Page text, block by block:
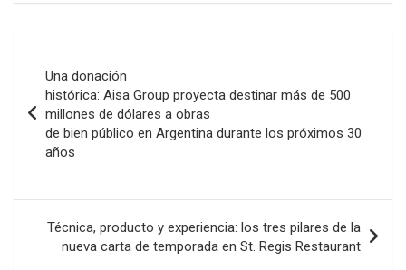
entradas
Una donación
histórica: Aisa Group proyecta destinar más de 500
millones de dólares a obras
de bien público en Argentina durante los próximos 30
años
Técnica, producto y experiencia: los tres pilares de la
nueva carta de temporada en St. Regis Restaurant